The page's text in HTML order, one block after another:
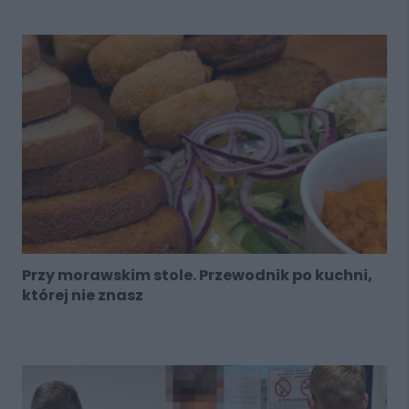
Przy morawskim stole. Przewodnik po kuchni,
której nie znasz